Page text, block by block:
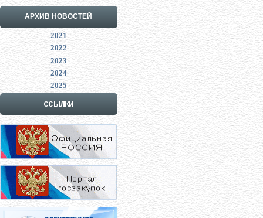
АРХИВ НОВОСТЕЙ
2021
2022
2023
2024
2025